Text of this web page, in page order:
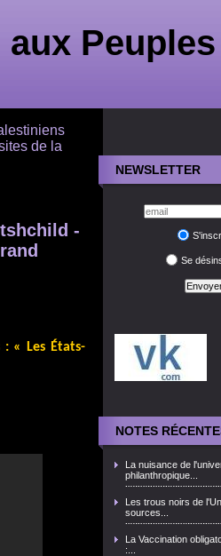
Peuples
NEWSLETTER
Se
NOTES
La nuisance de
philanthropique...
Les trous noirs de
sources...
La Vaccination
:...
de la
-
: « Les États-